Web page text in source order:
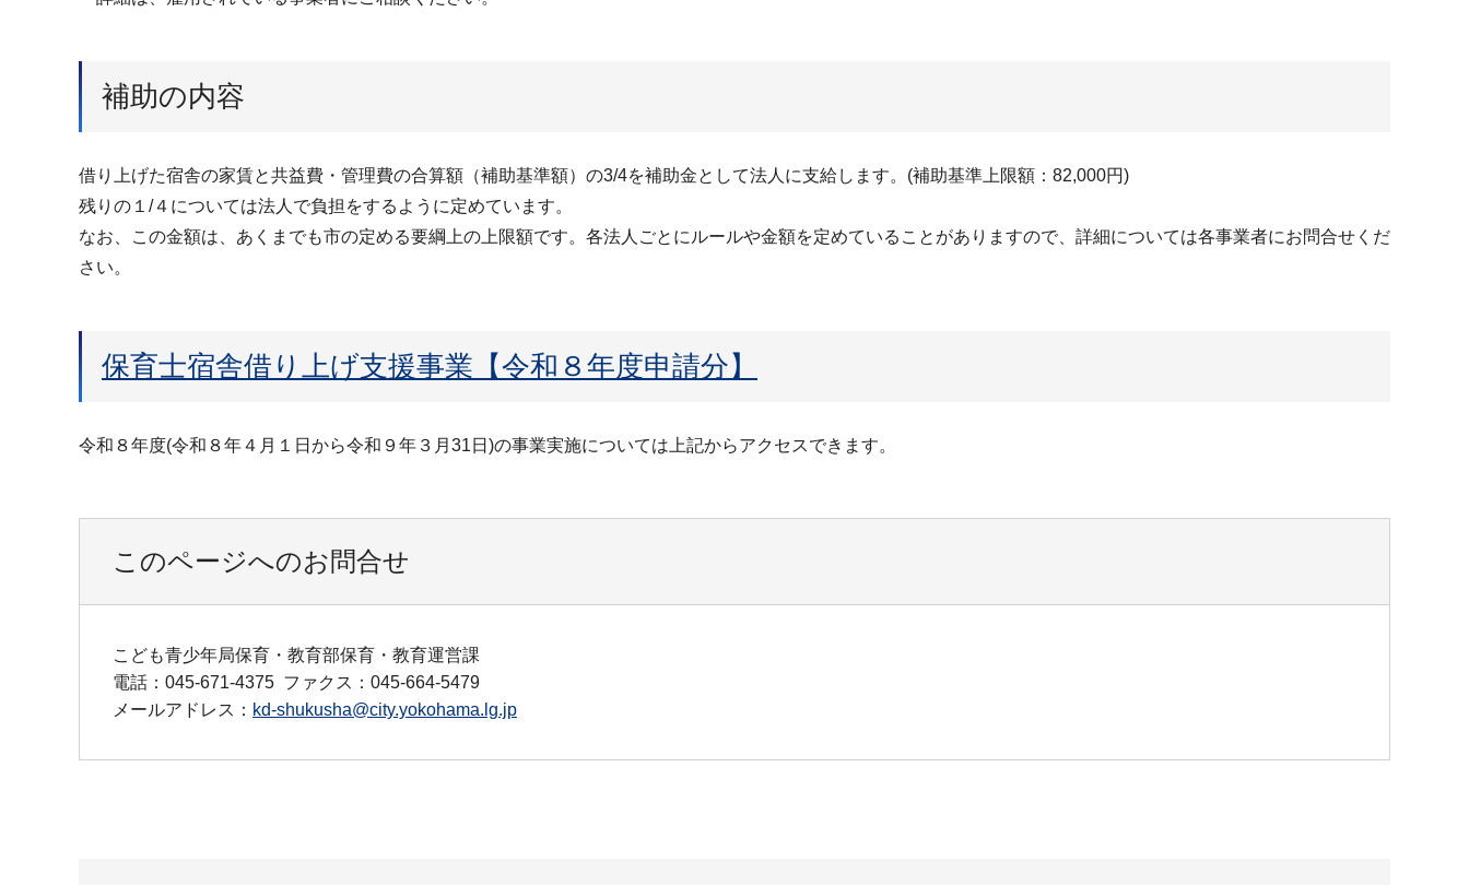
補助の内容
借り上げた宿舎の家賃と共益費・管理費の合算額（補助基準額）の3/4を補助金として法人に支給します。(補助基準上限額：82,000円)
残りの１/４については法人で負担をするように定めています。
なお、この金額は、あくまでも市の定める要綱上の上限額です。各法人ごとにルールや金額を定めていることがありますので、詳細については各事業者にお問合せくだ
さい。
保育士宿舎借り上げ支援事業【令和８年度申請分】
令和８年度(令和８年４月１日から令和９年３月31日)の事業実施については上記からアクセスできます。
このページへのお問合せ
こども青少年局保育・教育部保育・教育運営課
電話：045-671-4375 ファクス：045-664-5479
メールアドレス： kd-shukusha@city.yokohama.lg.jp